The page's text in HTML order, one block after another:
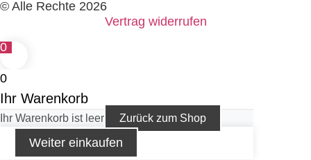
© Alle Rechte 2026
Vertrag widerrufen
0
0
Ihr Warenkorb
Ihr Warenkorb ist leer Zurück zum Shop
Weiter einkaufen